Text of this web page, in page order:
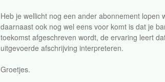
Heb je wellicht nog een ander abonnement lopen
daarnaast ook nog wel eens voor komt is dat je
toekomst afgeschreven wordt, de ervaring leert
uitgevoerde afschrijving interpreteren.
Groetjes.